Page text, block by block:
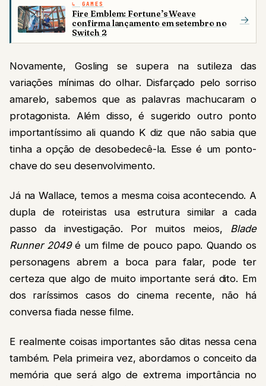
GAMES
Fire Emblem: Fortune’s Weave
confirma lançamento em setembro no
Switch 2
→
Novamente, Gosling se supera na sutileza das
variações mínimas do olhar. Disfarçado pelo sorriso
amarelo, sabemos que as palavras machucaram o
protagonista. Além disso, é sugerido outro ponto
importantíssimo ali quando K diz que não sabia que
tinha a opção de desobedecê-la. Esse é um ponto-
chave do seu desenvolvimento.
Já na Wallace, temos a mesma coisa acontecendo. A
dupla de roteiristas usa estrutura similar a cada
passo da investigação. Por muitos meios, Blade
Runner 2049é um filme de pouco papo. Quando os
personagens abrem a boca para falar, pode ter
certeza que algo de muito importante será dito. Em
dos raríssimos casos do cinema recente, não há
conversa fiada nesse filme.
E realmente coisas importantes são ditas nessa cena
também. Pela primeira vez, abordamos o conceito da
memória que será algo de extrema importância no